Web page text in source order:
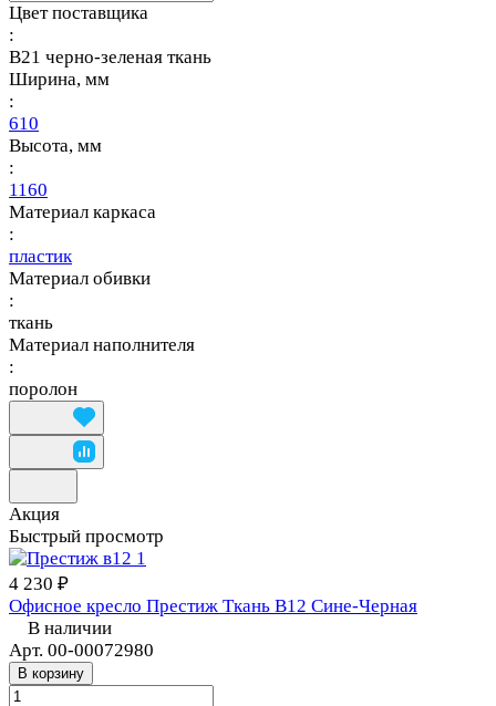
Цвет поставщика
:
В21 черно-зеленая ткань
Ширина, мм
:
610
Высота, мм
:
1160
Материал каркаса
:
пластик
Материал обивки
:
ткань
Материал наполнителя
:
поролон
Акция
Быстрый просмотр
4 230 ₽
Офисное кресло Престиж Ткань В12 Сине-Черная
В наличии
Арт. 00-00072980
В корзину